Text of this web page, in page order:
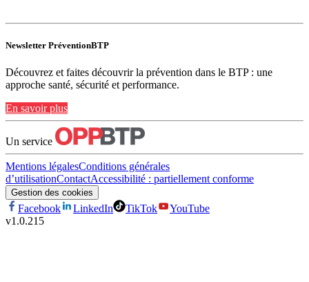
Newsletter PréventionBTP
Découvrez et faites découvrir la prévention dans le BTP : une
approche santé, sécurité et performance.
En savoir plus
Un service
Mentions légalesConditions générales
d’utilisationContactAccessibilité : partiellement conforme
Gestion des cookies
Facebook LinkedIn TikTok
YouTube
v1.0.215